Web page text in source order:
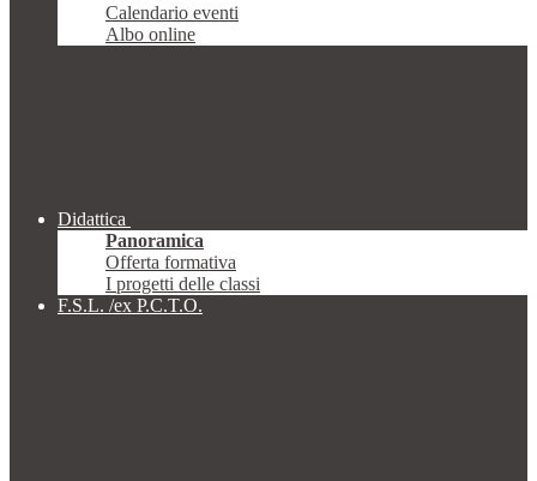
Calendario eventi
Albo online
Didattica
Panoramica
Offerta formativa
I progetti delle classi
F.S.L. /ex P.C.T.O.